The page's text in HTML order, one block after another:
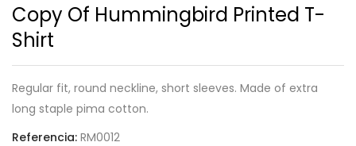
Copy Of Hummingbird Printed T-
Shirt
Regular fit, round neckline, short sleeves. Made of extra
long staple pima cotton.
Referencia: RM0012